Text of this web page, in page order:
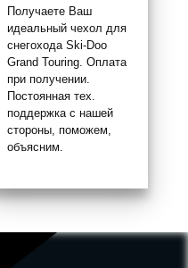
Получаете Ваш
идеальный чехол для
снегохода Ski-Doo
Grand Touring. Оплата
при получении.
Постоянная тех.
поддержка с нашей
стороны, поможем,
объясним.